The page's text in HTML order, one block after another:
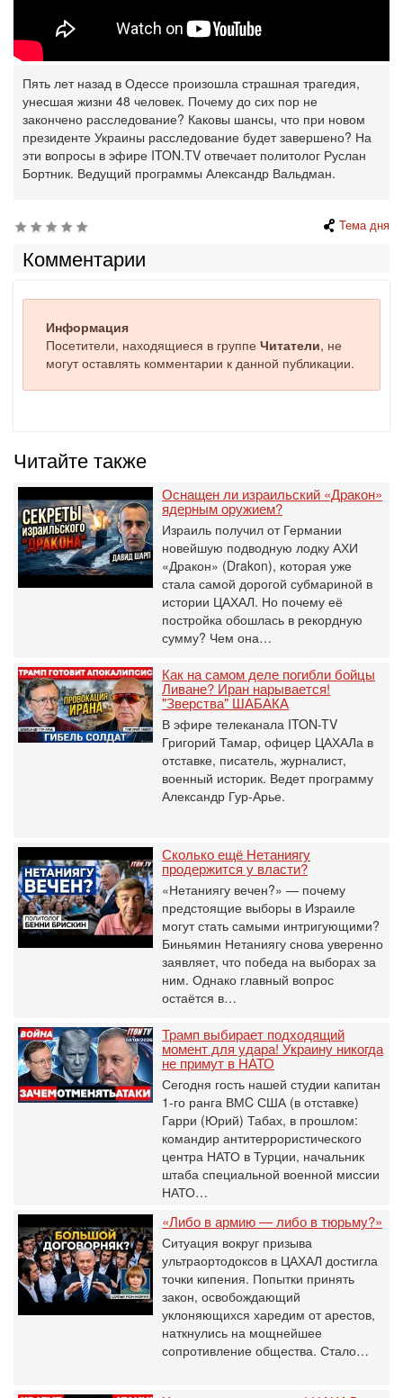
Пять лет назад в Одессе произошла страшная трагедия,
унесшая жизни 48 человек. Почему до сих пор не
закончено расследование? Каковы шансы, что при новом
президенте Украины расследование будет завершено? На
эти вопросы в эфире ITON.TV отвечает политолог Руслан
Бортник. Ведущий программы Александр Вальдман.
Тема дня
Комментарии
Информация
Посетители, находящиеся в группе Читатели, не
могут оставлять комментарии к данной публикации.
Читайте также
Оснащен ли израильский «Дракон»
ядерным оружием?
Израиль получил от Германии
новейшую подводную лодку АХИ
«Дракон» (Drakon), которая уже
стала самой дорогой субмариной в
истории ЦАХАЛ. Но почему её
постройка обошлась в рекордную
сумму? Чем она…
Как на самом деле погибли бойцы
Ливане? Иран нарывается!
"Зверства" ШАБАКА
В эфире телеканала ITON-TV
Григорий Тамар, офицер ЦАХАЛа в
отставке, писатель, журналист,
военный историк. Ведет программу
Александр Гур-Арье.
Сколько ещё Нетаниягу
продержится у власти?
«Нетаниягу вечен?» — почему
предстоящие выборы в Израиле
могут стать самыми интригующими?
Биньямин Нетаниягу снова уверенно
заявляет, что победа на выборах за
ним. Однако главный вопрос
остаётся в…
Трамп выбирает подходящий
момент для удара! Украину никогда
не примут в НАТО
Сегодня гость нашей студии капитан
1-го ранга ВМC США (в отставке)
Гарри (Юрий) Табах, в прошлом:
командир антитеррористического
центра НАТО в Турции, начальник
штаба специальной военной миссии
НАТО…
«Либо в армию — либо в тюрьму?»
Ситуация вокруг призыва
ультраортодоксов в ЦАХАЛ достигла
точки кипения. Попытки принять
закон, освобождающий
уклоняющихся харедим от арестов,
наткнулись на мощнейшее
сопротивление общества. Стало…